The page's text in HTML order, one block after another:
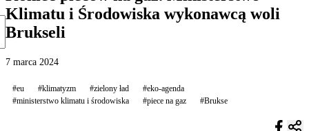
Klimatu i Środowiska wykonawcą woli
Brukseli
7 marca 2024
#eu #klimatyzm #zielony ład
#eko-agenda
#ministerstwo klimatu i środowiska
#piece na gaz #Brukse